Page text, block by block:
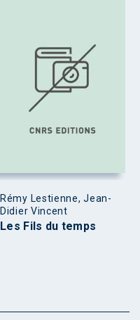
Rémy Lestienne, Jean-
Didier Vincent
Les Fils du temps